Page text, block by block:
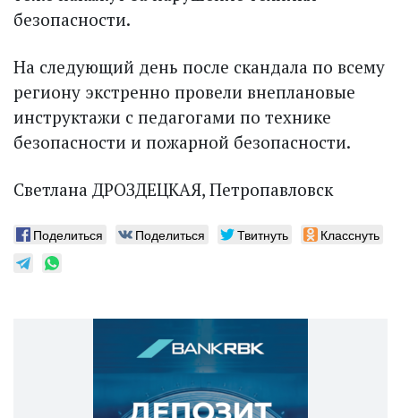
безопасности.
На следующий день после скандала по всему
региону экстренно провели внеплановые
инструктажи с педагогами по технике
безопасности и пожарной безопасности.
Светлана ДРОЗДЕЦКАЯ, Петропавловск
Поделиться Поделиться Твитнуть Класснуть